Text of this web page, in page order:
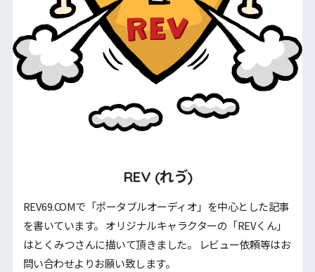
REV (れゔ)
REV69.COMで「ポータブルオーディオ」を中心とした記事
を書いています。 オリジナルキャラクターの「REVくん」
はとくみつさんに描いて頂きました。 レビュー依頼等はお
問い合わせよりお願い致します。